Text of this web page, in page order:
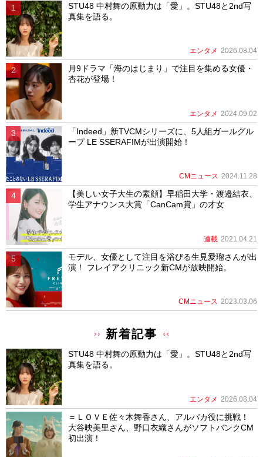
STU48 中村舞の原動力は「愛」。STU48と2nd写
真集を語る。
エンタメ 2026.08.04
月9ドラマ「海のはじまり」で注目を集める女優・
杏花が登場！
エンタメ 2024.09.02
「Indeed」新TVCMシリーズに、5人組ガールグル
ープ LE SSERAFIMが出演開始！
CMニュース 2024.11.28
【美しい女子大生の素顔】早稲田大学・渡邉結衣、
学生アナウンス大賞「CanCam賞」の才女
連載 2021.04.21
モデル、女優として注目を浴びる生見愛瑠さんが出
演！ フレイアクリニック新CMが放映開始。
CMニュース 2023.03.06
新着記事
STU48 中村舞の原動力は「愛」。STU48と2nd写
真集を語る。
エンタメ 2026.08.04
＝ＬＯＶＥ佐々木舞香さん、アルパカ役に挑戦！
大谷映美里さん、野口衣織さんがソフトバンクCM
初出演！